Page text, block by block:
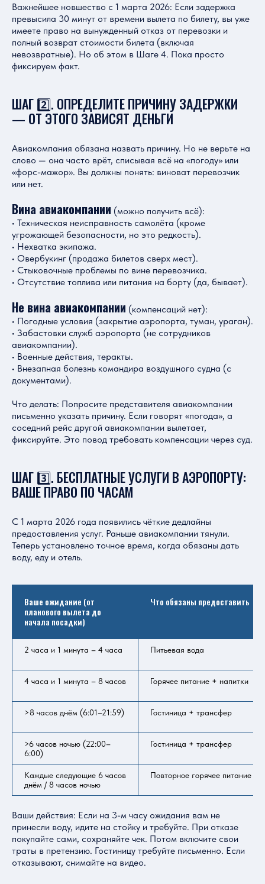
Важнейшее новшество с 1 марта 2026: Если задержка
превысила 30 минут от времени вылета по билету, вы уже
имеете право на вынужденный отказ от перевозки и
полный возврат стоимости билета (включая
невозвратные). Но об этом в Шаге 4. Пока просто
фиксируем факт.
ШАГ 2️⃣. ОПРЕДЕЛИТЕ ПРИЧИНУ ЗАДЕРЖКИ
— ОТ ЭТОГО ЗАВИСЯТ ДЕНЬГИ
Авиакомпания обязана назвать причину. Но не верьте на
слово — она часто врёт, списывая всё на «погоду» или
«форс-мажор». Вы должны понять: виноват перевозчик
или нет.
Вина авиакомпании (можно получить всё):
• Техническая неисправность самолёта (кроме
угрожающей безопасности, но это редкость).
• Нехватка экипажа.
• Овербукинг (продажа билетов сверх мест).
• Стыковочные проблемы по вине перевозчика.
• Отсутствие топлива или питания на борту (да, бывает).
Не вина авиакомпании (компенсаций нет):
• Погодные условия (закрытие аэропорта, туман, ураган).
• Забастовки служб аэропорта (не сотрудников
авиакомпании).
• Военные действия, теракты.
• Внезапная болезнь командира воздушного судна (с
документами).
Что делать: Попросите представителя авиакомпании
письменно указать причину. Если говорят «погода», а
соседний рейс другой авиакомпании вылетает,
фиксируйте. Это повод требовать компенсации через суд.
ШАГ 3️⃣. БЕСПЛАТНЫЕ УСЛУГИ В АЭРОПОРТУ:
ВАШЕ ПРАВО ПО ЧАСАМ
С 1 марта 2026 года появились чёткие дедлайны
предоставления услуг. Раньше авиакомпании тянули.
Теперь установлено точное время, когда обязаны дать
воду, еду и отель.
Ваше ожидание (от
планового вылета до
начала посадки)
Что обязаны предоставить
2 часа и 1 минута – 4 часа Питьевая вода
4 часа и 1 минута – 8 часов Горячее питание + напитки
>8 часов днём (6:01–21:59) Гостиница + трансфер
>6 часов ночью (22:00–
6:00)
Гостиница + трансфер
Каждые следующие 6 часов
днём / 8 часов ночью
Повторное горячее питание
Ваши действия: Если на 3-м часу ожидания вам не
принесли воду, идите на стойку и требуйте. При отказе
покупайте сами, сохраняйте чек. Потом включите свои
траты в претензию. Гостиницу требуйте письменно. Если
отказывают, снимайте на видео.